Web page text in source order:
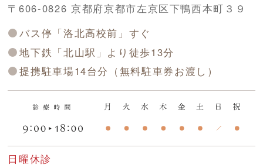
〒606-0826 京都府京都市左京区下鴨西本町３９
バス停「洛北高校前」すぐ
地下鉄「北山駅」より徒歩13分
提携駐車場14台分（無料駐車券お渡し）
日曜休診